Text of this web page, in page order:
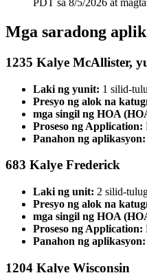
PDT sa 8/5/2026 at
Mga saradong
1235 Kalye McAllister,
Laki ng yunit: 1 silid-
Presyo ng alok na
mga singil ng HOA
Proseso ng Application:
Panahon ng aplikasyon:
683 Kalye Frederick
Laki ng unit: 2 silid-
Presyo ng alok na
mga singil ng HOA
Proseso ng Application:
Panahon ng aplikasyon:
1204 Kalye Wisconsin